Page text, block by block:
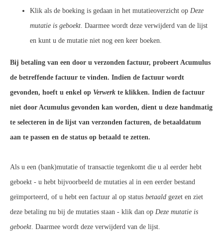
Klik als de boeking is gedaan in het mutatieoverzicht op Deze
mutatie is geboekt. Daarmee wordt deze verwijderd van de lijst
en kunt u de mutatie niet nog een keer boeken.
Bij betaling van een door u verzonden factuur, probeert Acumulus
de betreffende factuur te vinden. Indien de factuur wordt
gevonden, hoeft u enkel op Verwerk te klikken. Indien de factuur
niet door Acumulus gevonden kan worden, dient u deze handmatig
te selecteren in de lijst van verzonden facturen, de betaaldatum
aan te passen en de status op betaald te zetten.
Als u een (bank)mutatie of transactie tegenkomt die u al eerder hebt
geboekt - u hebt bijvoorbeeld de mutaties al in een eerder bestand
geïmporteerd, of u hebt een factuur al op status betaald gezet en ziet
deze betaling nu bij de mutaties staan - klik dan op Deze mutatie is
geboekt. Daarmee wordt deze verwijderd van de lijst.